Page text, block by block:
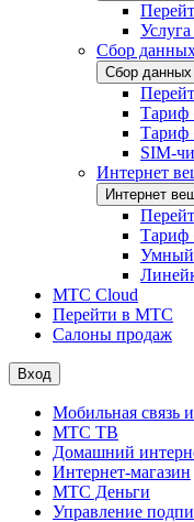
Сбор
Сбор
Тариф
Тариф
SIM-
Интернет
Интернет
Тариф
Умный
МТС Cloud
Перейти в МТС
Салоны продаж
Вход
Мобильная связь
МТС ТВ
Домашний
Интернет-магазин
МТС Деньги
Управление